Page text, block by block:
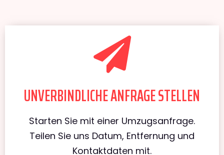
UNVERBINDLICHE ANFRAGE STELLEN
Starten Sie mit einer Umzugsanfrage.
Teilen Sie uns Datum, Entfernung und
Kontaktdaten mit.